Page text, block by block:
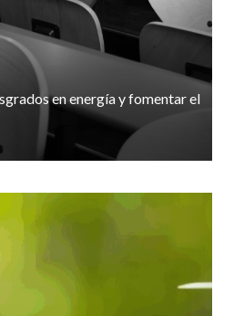
en energía y fomentar el